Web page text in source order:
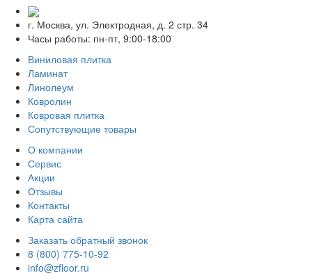
г. Москва, ул. Электродная, д. 2 стр. 34
Часы работы: пн-пт, 9:00-18:00
Виниловая плитка
Ламинат
Линолеум
Ковролин
Ковровая плитка
Сопутствующие товары
О компании
Сервис
Акции
Отзывы
Контакты
Карта сайта
Заказать обратный звонок
8 (800) 775-10-92
info@zfloor.ru